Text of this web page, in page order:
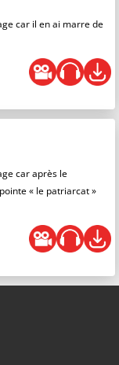
car il en ai marre de
car après le
« le patriarcat »